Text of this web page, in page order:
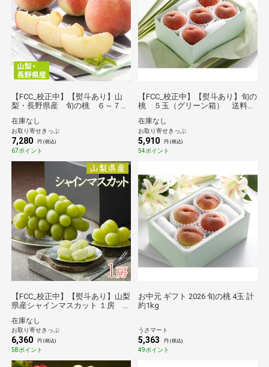
【FCC_校正中】【熨斗あり】山
梨・長野県産 旬の桃 ６～７
在庫なし
お取り寄せきっぷ
7,280 円 (税込)
67ポイント
【FCC_校正中】【熨斗あり】旬の
桃 ５玉（グリーン箱） 送料無
在庫なし
お取り寄せきっぷ
5,910 円 (税込)
54ポイント
【FCC_校正中】【熨斗あり】山梨
県産シャインマスカット １房 送
在庫なし
お取り寄せきっぷ
6,360 円 (税込)
58ポイント
お中元 ギフト 2026 旬の桃 4玉 計
約1kg
うさマート
5,363 円 (税込)
49ポイント